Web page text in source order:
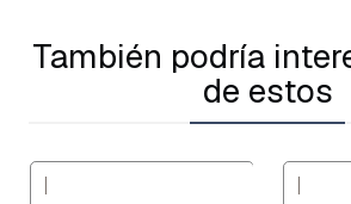
También podría
de estos